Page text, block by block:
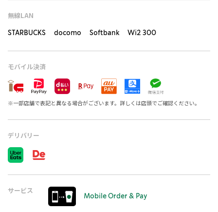
無線LAN
STARBUCKS docomo Softbank Wi2 300
モバイル決済
※一部店舗で表記と異なる場合がございます。詳しくは店頭でご確認ください。
デリバリー
サービス
Mobile Order & Pay